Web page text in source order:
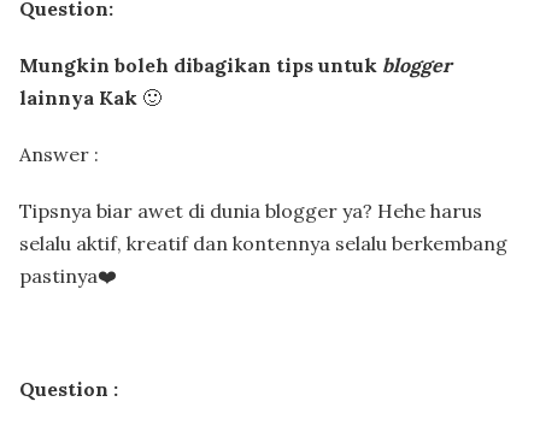
Question:
Mungkin boleh dibagikan tips untuk blogger
lainnya Kak 🙂
Answer :
Tipsnya biar awet di dunia blogger ya? Hehe harus
selalu aktif, kreatif dan kontennya selalu berkembang
pastinya❤️
Question :